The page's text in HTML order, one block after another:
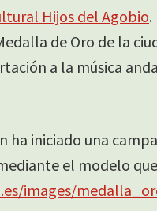
Hijos del Agobio
de Oro de la
a la música
ha iniciado una
el modelo
images/